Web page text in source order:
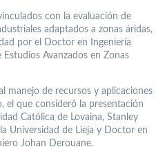
con la evaluación de
adaptados a zonas áridas,
por el Doctor en Ingeniería
Avanzados en Zonas
manejo de recursos y aplicaciones
el que consideró la presentación
Católica de Lovaina, Stanley
Universidad de Lieja y Doctor en
Johan Derouane.